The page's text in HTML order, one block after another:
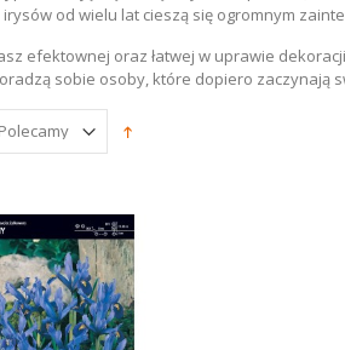
Biopon
zł
irysów od wielu lat cieszą się ogromnym
efektownej oraz łatwej w uprawie
sobie osoby, które dopiero zaczynają